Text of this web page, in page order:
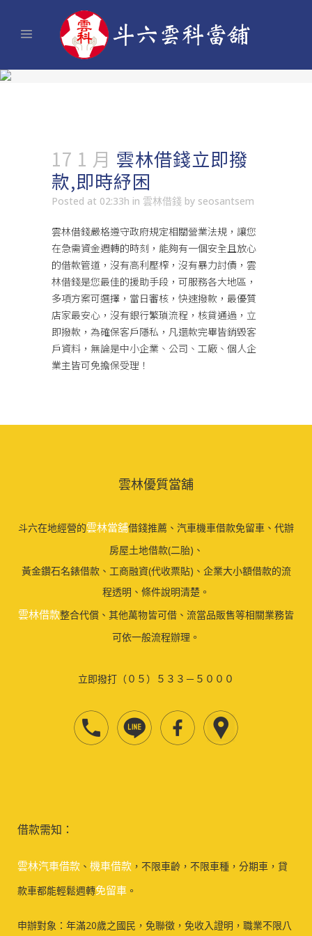
17 1 月 雲林借錢立即撥
款,即時紓困
Posted at 02:33h in 雲林借錢 by seosantsem
雲林借錢嚴格遵守政府規定相關營業法規，讓您
在急需資金週轉的時刻，能夠有一個安全且放心
的借款管道，沒有高利壓榨，沒有暴力討債，雲
林借錢是您最佳的援助手段，可服務各大地區，
多項方案可選擇，當日審核，快速撥款，最優質
店家最安心，沒有銀行繁瑣流程，核貸通過，立
即撥款，為確保客戶隱私，凡還款完畢皆銷毀客
戶資料，無論是中小企業、公司、工廠、個人企
業主皆可免擔保受理！
雲林優質當舖
斗六在地經營的雲林當舖借錢推薦、汽車機車借款免留車、代辦
房屋土地借款(二胎)、
黃金鑽石名錶借款、工商融資(代收票貼)、企業大小額借款的流
程透明、條件說明清楚。
雲林借款整合代償、其他萬物皆可借、流當品販售等相關業務皆
可依一般流程辦理。
立即撥打（０５）５３３－５０００
借款需知：
雲林汽車借款 、 機車借款 ，不限車齡，不限車種，分期車，貸
款車都能輕鬆週轉免留車 。
申辦對象：年滿20歲之國民，免聯徵，免收入證明，職業不限八